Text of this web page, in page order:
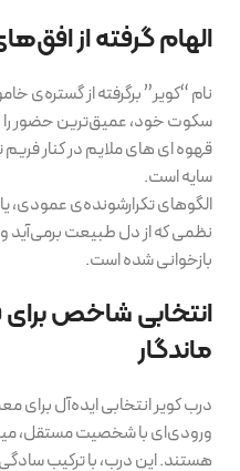
الهام گرفته از
نام “کویر” برگرفته از
سکوت خود، عمیق‌ترین حضور را
قهوه ای های ملایم در کنار فریم
سایه است.
الگوهای تکرارشونده‌ی عمودی،
نظمی که از دل طبیعت برمی‌آید
بازخوانی شده است.
انتخابی شاخص
ماندگار
درب کویر انتخابی ایده‌آل برای
ورودی‌ای با شخصیت مستقل،
هستند. این درب، با ترکیب